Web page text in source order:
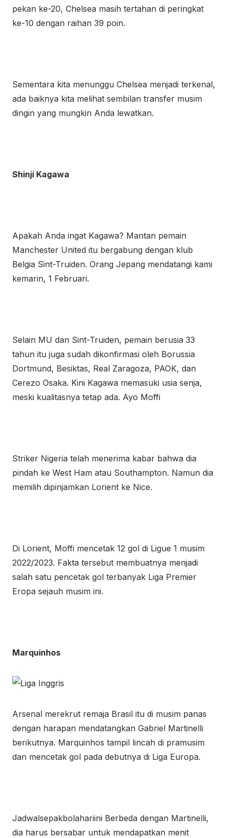
pekan ke-20, Chelsea masih tertahan di peringkat
ke-10 dengan raihan 39 poin.
Sementara kita menunggu Chelsea menjadi terkenal,
ada baiknya kita melihat sembilan transfer musim
dingin yang mungkin Anda lewatkan.
Shinji Kagawa
Apakah Anda ingat Kagawa? Mantan pemain
Manchester United itu bergabung dengan klub
Belgia Sint-Truiden. Orang Jepang mendatangi kami
kemarin, 1 Februari.
Selain MU dan Sint-Truiden, pemain berusia 33
tahun itu juga sudah dikonfirmasi oleh Borussia
Dortmund, Besiktas, Real Zaragoza, PAOK, dan
Cerezo Osaka. Kini Kagawa memasuki usia senja,
meski kualitasnya tetap ada. Ayo Moffi
Striker Nigeria telah menerima kabar bahwa dia
pindah ke West Ham atau Southampton. Namun dia
memilih dipinjamkan Lorient ke Nice.
Di Lorient, Moffi mencetak 12 gol di Ligue 1 musim
2022/2023. Fakta tersebut membuatnya menjadi
salah satu pencetak gol terbanyak Liga Premier
Eropa sejauh musim ini.
Marquinhos
Arsenal merekrut remaja Brasil itu di musim panas
dengan harapan mendatangkan Gabriel Martinelli
berikutnya. Marquinhos tampil lincah di pramusim
dan mencetak gol pada debutnya di Liga Europa.
Jadwalsepakbolahariini Berbeda dengan Martinelli,
dia harus bersabar untuk mendapatkan menit